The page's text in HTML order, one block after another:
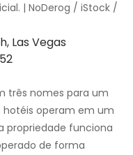
| NoDerog / iStock /
Las Vegas
três nomes para um
hotéis operam em um
propriedade funciona
de forma